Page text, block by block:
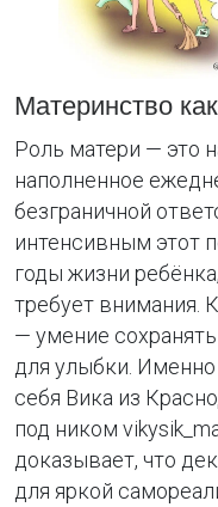
Материнство
Роль матери — это
наполненное
безграничной
интенсивным этот
годы жизни
требует внимания.
— умение
для улыбки. Именно
себя Вика из
под ником
доказывает, что
для яркой